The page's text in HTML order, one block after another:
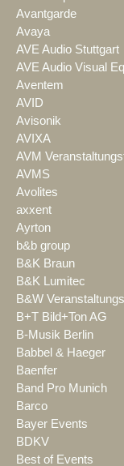
Avantgarde
Avaya
AVE Audio Stuttgart
AVE Audio Visual
Aventem
AVID
Avisonik
AVIXA
AVM
AVMS
Avolites
axxent
Ayrton
b&b group
B&K Braun
B&K Lumitec
B&W
B+T Bild+Ton AG
B-Musik Berlin
Babbel & Haeger
Baenfer
Band Pro Munich
Barco
Bayer Events
BDKV
Best of Events